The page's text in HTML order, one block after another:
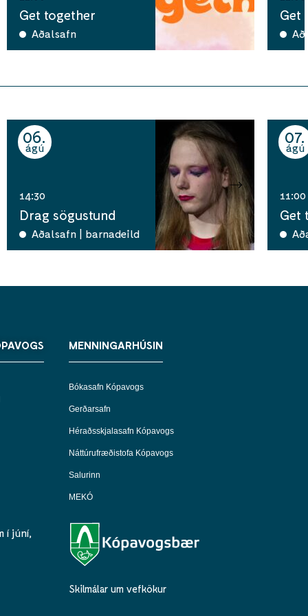
Get together
Aðalsafn
Get
06
ágú
14:30
Drag sögustund
Aðalsafn | barnadeild
07
ágú
11:00
Get
í júní,
MENNINGARHÚSIN
Bókasafn Kópavogs
Gerðarsafn
Héraðsskjalasafn Kópavogs
Náttúrufræðistofa Kópavogs
Salurinn
MEKÓ
Skilmálar um vefkökur